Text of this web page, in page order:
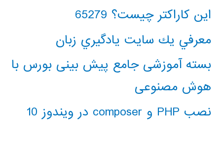
این کاراکتر چیست؟ 65279
معرفي يك سايت يادگيري زبان
بسته آموزشی جامع پیش بینی بورس با
هوش مصنوعی
نصب PHP و composer در ویندوز 10